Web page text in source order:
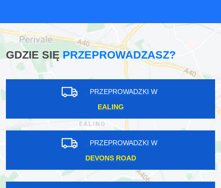
GDZIE SIĘPRZEPROWADZASZ?
PRZEPROWADZKI W
EALING
PRZEPROWADZKI W
DEVONS ROAD